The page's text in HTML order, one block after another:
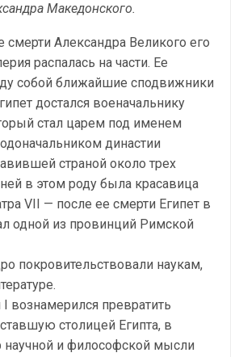
Македонского.
смерти Александра Великого его
распалась на части. Ее
собой ближайшие сподвижники
достался военачальнику
стал царем под именем
династии
страной около трех
в этом роду была красавица
VII — после ее смерти Египет в
одной из провинций Римской
покровительствовали наукам,
вознамерился превратить
столицей Египта, в
научной и философской мысли